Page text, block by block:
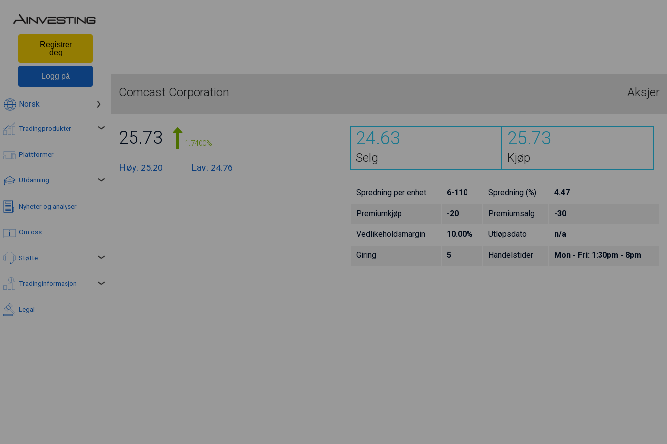
Registrer
deg
Logg på
Norsk
Tradingprodukter
Plattformer
Utdanning
Nyheter og analyser
Om oss
Støtte
Tradinginformasjon
Legal
Comcast Corporation Aksjer
25.73 1.7400%
Høy: 25.20 Lav: 24.76
24.63
Selg
25.73
Kjøp
Spredning per enhet 6-110 Spredning (%) 4.47
Premiumkjøp -20 Premiumsalg -30
Vedlikeholdsmargin 10.00% Utløpsdato n/a
Giring 5 Handelstider Mon - Fri: 1:30pm - 8pm